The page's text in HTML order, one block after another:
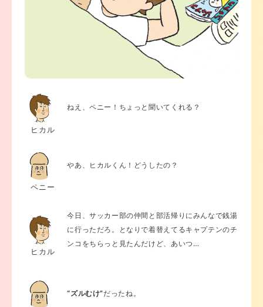
ヒカル
ねえ、ペニー！ちょっと聞いてくれる？
ペニー
やあ、ヒカルくん！どうしたの？
ヒカル
今日、サッカー部の仲間と部活帰りにみんなで銭湯
に行っただろ。となりで着替えてるキャプテンのチ
ンコをちらっと見たんだけど、あいつ…
“ズルむけ”だったね。